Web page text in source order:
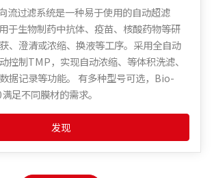
流过滤系统是一种易于使用的自动超滤
于生物制药中抗体、疫苗、核酸药物等研
、澄清或浓缩、换液等工序。采用全自动
控制TMP，实现自动浓缩、等体积洗滤、
据记录等功能。 有多种型号可选，Bio-
足不同膜材的需求。
发现